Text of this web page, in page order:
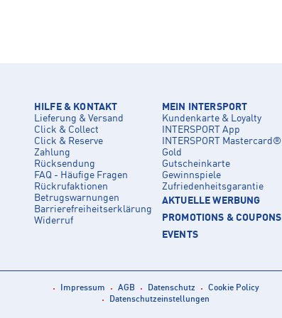
HILFE & KONTAKT
Lieferung & Versand
Click & Collect
Click & Reserve
Zahlung
Rücksendung
FAQ - Häufige Fragen
Rückrufaktionen
Betrugswarnungen
Barrierefreiheitserklärung
Widerruf
MEIN INTERSPORT
Kundenkarte & Loyalty
INTERSPORT App
INTERSPORT Mastercard®
Gold
Gutscheinkarte
Gewinnspiele
Zufriedenheitsgarantie
AKTUELLE WERBUNG
PROMOTIONS & COUPONS
EVENTS
Impressum AGB Datenschutz
Cookie Policy
Datenschutzeinstellungen